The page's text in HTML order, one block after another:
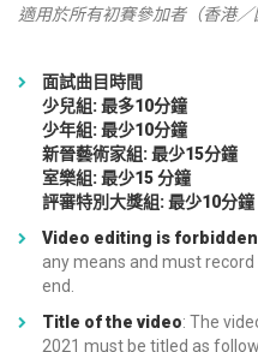
適用於所有初賽參加者（香港／
面試曲目時間
少兒組: 最多10分鐘
少年組: 最少10分鐘
新晉藝術家組: 最少15分鐘
室樂組: 最少15 分鐘
評審特別大獎組: 最少10分鐘
Video editing is forbidden
any means and must
end.
Title of the video: The
2021 must be titled as